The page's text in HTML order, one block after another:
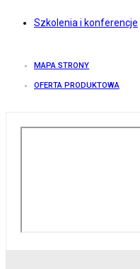
Szkolenia i konferencje
MAPA STRONY
OFERTA PRODUKTOWA